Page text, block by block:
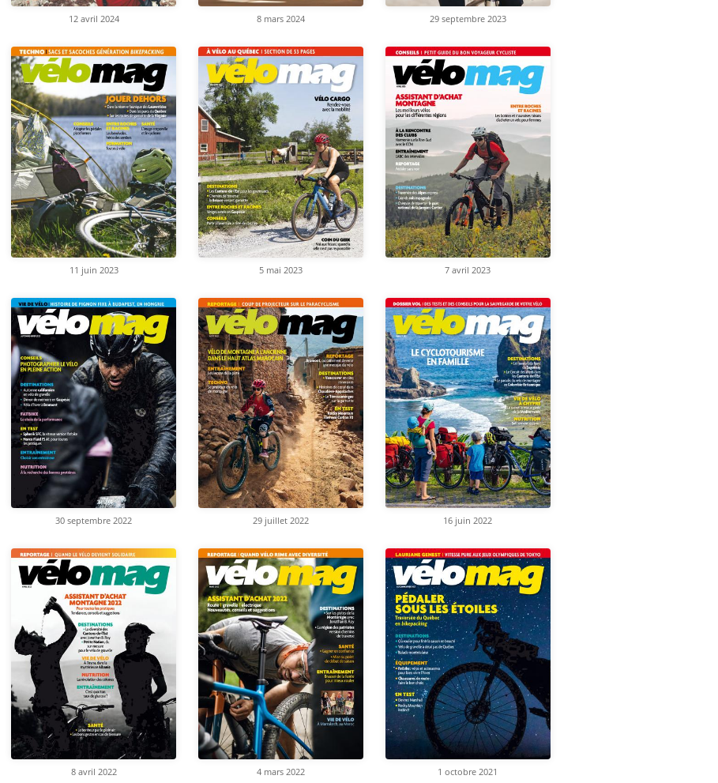
12 avril 2024 8 mars 2024 29 septembre 2023
11 juin 2023 5 mai 2023 7 avril 2023
30 septembre 2022 29 juillet 2022 16 juin 2022
8 avril 2022 4 mars 2022 1 octobre 2021